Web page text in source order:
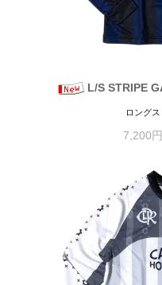
L/S STRIPE
ロング
7,200